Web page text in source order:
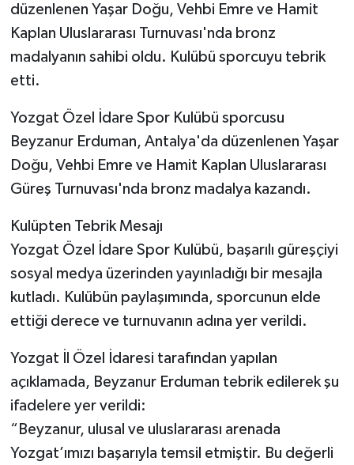
düzenlenen Yaşar Doğu, Vehbi Emre ve Hamit
Kaplan Uluslararası Turnuvası'nda bronz
madalyanın sahibi oldu. Kulübü sporcuyu tebrik
etti.
Yozgat Özel İdare Spor Kulübü sporcusu
Beyzanur Erduman, Antalya'da düzenlenen Yaşar
Doğu, Vehbi Emre ve Hamit Kaplan Uluslararası
Güreş Turnuvası'nda bronz madalya kazandı.
Kulüpten Tebrik Mesajı
Yozgat Özel İdare Spor Kulübü, başarılı güreşçiyi
sosyal medya üzerinden yayınladığı bir mesajla
kutladı. Kulübün paylaşımında, sporcunun elde
ettiği derece ve turnuvanın adına yer verildi.
Yozgat İl Özel İdaresi tarafından yapılan
açıklamada, Beyzanur Erduman tebrik edilerek şu
ifadelere yer verildi:
“Beyzanur, ulusal ve uluslararası arenada
Yozgat’ımızı başarıyla temsil etmiştir. Bu değerli